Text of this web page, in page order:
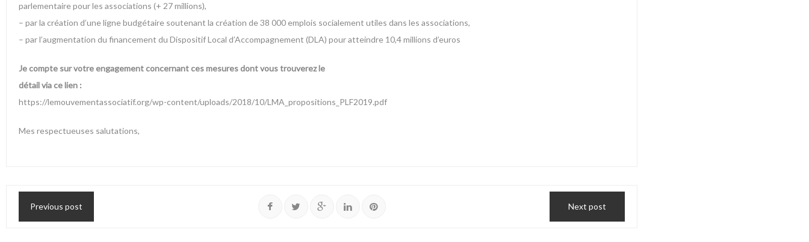
parlementaire pour les associations (+ 27 millions),
– par la création d’une ligne budgétaire soutenant la création de 38 000 emplois socialement utiles dans les associations,
– par l’augmentation du financement du Dispositif Local d’Accompagnement (DLA) pour atteindre 10,4 millions d’euros
Je compte sur votre engagement concernant ces mesures dont vous trouverez le
détail via ce lien :
https://lemouvementassociatif.org/wp-content/uploads/2018/10/LMA_propositions_PLF2019.pdf
Mes respectueuses salutations,
Previous post Next post